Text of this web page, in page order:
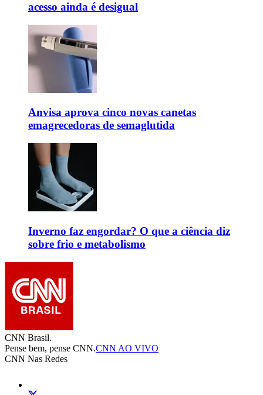
acesso ainda é desigual
Anvisa aprova cinco novas canetas
emagrecedoras de semaglutida
Inverno faz engordar? O que a ciência diz
sobre frio e metabolismo
CNN Brasil.
Pense bem, pense CNN.CNN AO VIVO
CNN Nas Redes